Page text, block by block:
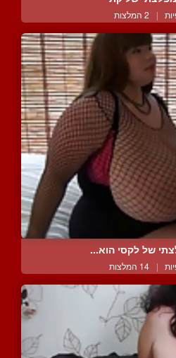
| 2 המלצות
של לקסי הוא...
| 14 המלצות